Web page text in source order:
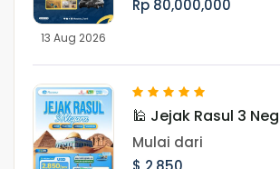
13 Aug 2026
Rp 80,000,000
🕌 Jejak Rasul 3
Januari 2027
Mulai dari